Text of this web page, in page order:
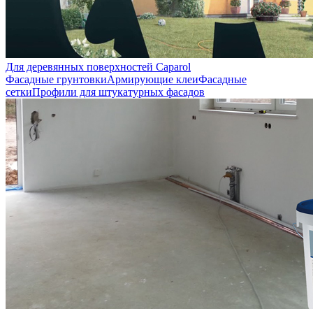
Для деревянных поверхностей Caparol
Фасадные грунтовкиАрмирующие клеиФасадные
сеткиПрофили для штукатурных фасадов